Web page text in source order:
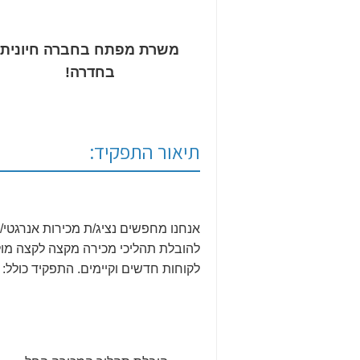
משרת מפתח בחברה חיונית
בחדרה!
תיאור התפקיד:
אנחנו מחפשים נציג/ת מכירות
להובלת תהליכי מכירה מקצה לקצה
לקוחות חדשים וקיימים. התפקיד כולל: